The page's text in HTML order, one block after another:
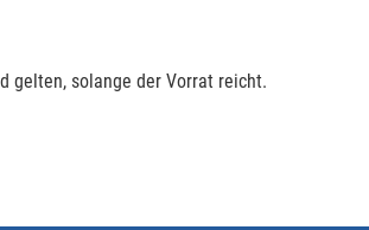
gelten, solange der Vorrat reicht.